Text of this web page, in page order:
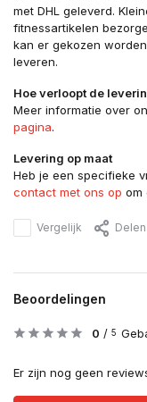
met DHL geleverd.
fitnessartikelen
kan er gekozen
leveren.
Hoe verloopt de
Meer informatie over
pagina.
Levering op maat
Heb je een specifieke
contact met ons op om
Vergelijk Delen
Beoordelingen
0 / 5
Er zijn nog geen